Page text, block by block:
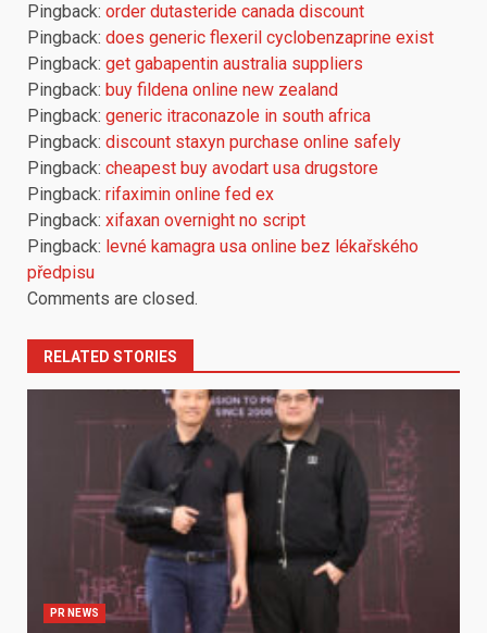
Pingback: order dutasteride canada discount
Pingback: does generic flexeril cyclobenzaprine exist
Pingback: get gabapentin australia suppliers
Pingback: buy fildena online new zealand
Pingback: generic itraconazole in south africa
Pingback: discount staxyn purchase online safely
Pingback: cheapest buy avodart usa drugstore
Pingback: rifaximin online fed ex
Pingback: xifaxan overnight no script
Pingback: levné kamagra usa online bez lékařského
předpisu
Comments are closed.
RELATED STORIES
PR NEWS